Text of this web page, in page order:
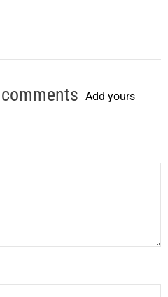
Add yours